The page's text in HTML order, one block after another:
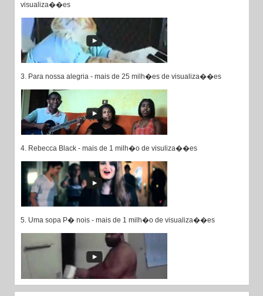
visualiza��es
3. Para nossa alegria - mais de 25 milh�es de visualiza��es
4. Rebecca Black - mais de 1 milh�o de visuliza��es
5. Uma sopa P� nois - mais de 1 milh�o de visualiza��es